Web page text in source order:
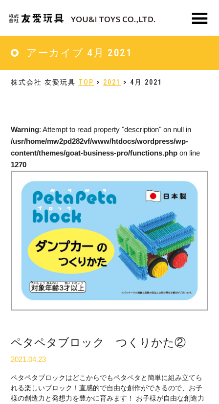
MENU
アーカイブ 4月 2021
株式会社 友愛玩具 TOP > 2021 > 4月 2021
Warning: Attempt to read property "description" on null in
/usr/home/mw2pd282vf/www/htdocs/wordpress/wp-
content/themes/goat-business-pro/functions.php on line
1270
ペタペタブロック つくりかた②
2021.04.23
ペタペタブロックはどこからでもペタペタと簡単に組み立てら
れる楽しいブロック！直感的で自由な創作ができるので、お子
様の創造力と発想力を豊かに育みます！ お子様が自由な創造力